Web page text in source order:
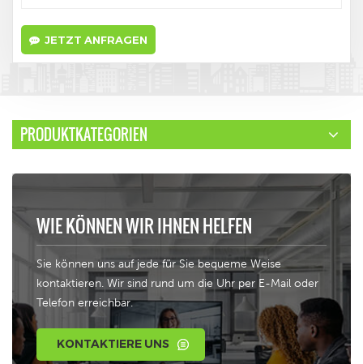
JETZT ANFRAGEN
PRODUKTKATEGORIEN
WIE KÖNNEN WIR IHNEN HELFEN
Sie können uns auf jede für Sie bequeme Weise
kontaktieren. Wir sind rund um die Uhr per E-Mail oder
Telefon erreichbar.
KONTAKTIERE UNS